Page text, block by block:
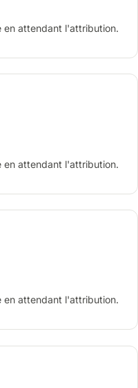
en attendant l'attribution.
en attendant l'attribution.
en attendant l'attribution.